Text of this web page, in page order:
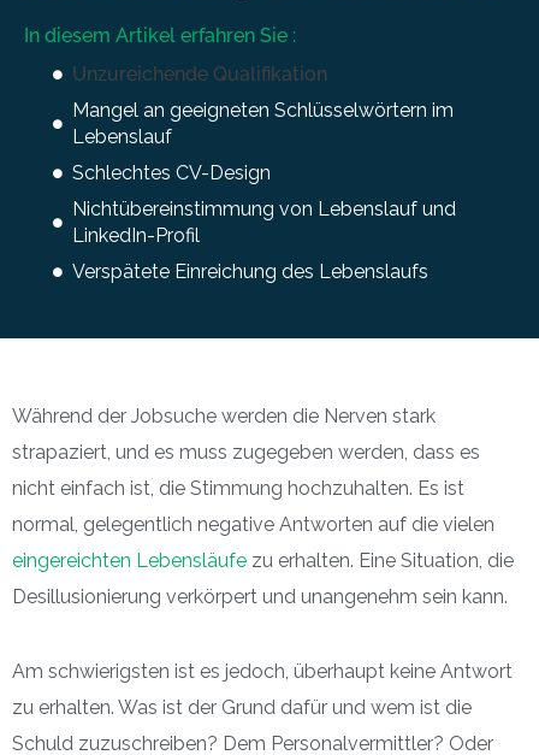
In diesem Artikel erfahren Sie :
Unzureichende Qualifikation
Mangel an geeigneten Schlüsselwörtern im
Lebenslauf
Schlechtes CV-Design
Nichtübereinstimmung von Lebenslauf und
LinkedIn-Profil
Verspätete Einreichung des Lebenslaufs
Während der Jobsuche werden die Nerven stark
strapaziert, und es muss zugegeben werden, dass es
nicht einfach ist, die Stimmung hochzuhalten. Es ist
normal, gelegentlich negative Antworten auf die vielen
eingereichten Lebensläufe zu erhalten. Eine Situation, die
Desillusionierung verkörpert und unangenehm sein kann.
Am schwierigsten ist es jedoch, überhaupt keine Antwort
zu erhalten. Was ist der Grund dafür und wem ist die
Schuld zuzuschreiben? Dem Personalvermittler? Oder